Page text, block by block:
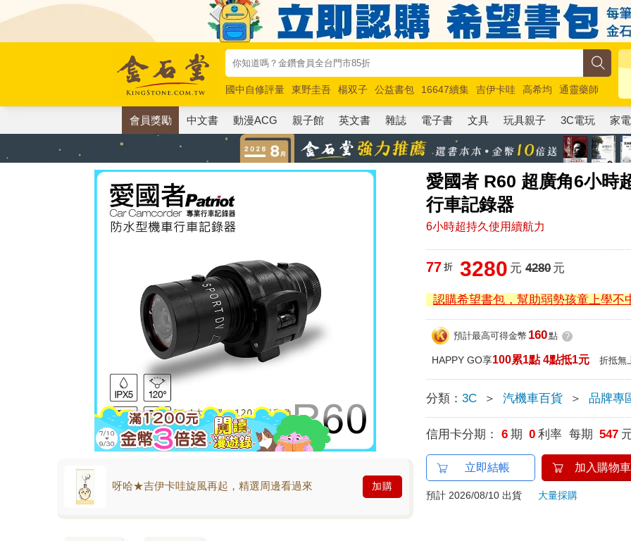
國中自修評量 東野圭吾 楊双子 公益書包 16647續集 吉伊卡哇 高希均
通靈藥師
唯紅花綻放
奧德賽 路邊攤新作 馬斯克 玩具總動員5 超慢跑
會員獎勵 中文書 動漫ACG 親子館 英文書 雜誌 電子書 文具 玩具親子 3C電玩 家電
愛國者 R60 超廣角6小時
行車記錄器
6小時超持久使用續航力
呀哈★吉伊卡哇旋風再起，精選周邊看過來 加購
77 折 3280 元 4280元
認購希望書包，幫助弱勢孩童上學不
預計最高可得金幣 160點 ?
HAPPY GO享100累1點 4點抵1元 折抵無
分類：3C ＞ 汽機車百貨 ＞ 品牌專
信用卡分期： 6 期 0 利率 每期 547
立即結帳 加入購物車
預計 2026/08/10 出貨 大量採購